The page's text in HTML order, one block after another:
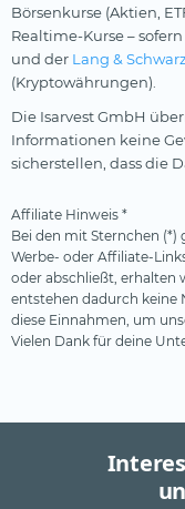
Börsenkurse (Aktien,
Realtime-Kurse –
und der Lang & Schwarz
(Kryptowährungen).
Die Isarvest GmbH
Informationen keine
sicherstellen, dass die
Affiliate Hinweis *
Bei den mit Sternchen (*)
Werbe- oder Affiliate-
oder abschließt, erhalten
entstehen dadurch keine
diese Einnahmen, um
Vielen Dank für deine